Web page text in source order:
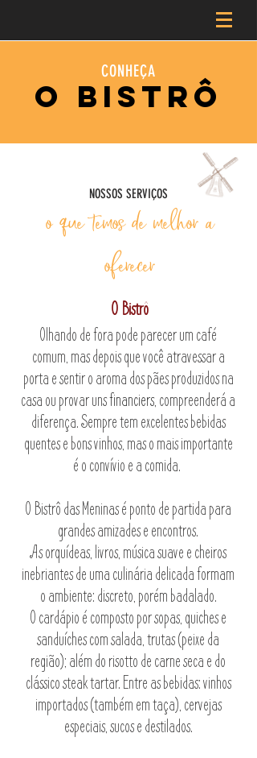
o bistrô
CONHEÇA
NOSSOS SERVIÇOS
o que temos de melhor a
oferecer
O Bistrô
Olhando de fora pode parecer um café
comum, mas depois que você atravessar a
porta e sentir o aroma dos pães produzidos na
casa ou provar unsfinanciers, compreenderá a
diferença. Sempre tem excelentes bebidas
quentes e bons vinhos, mas o mais importante
é o convívio e a comida.
O Bistrô das Meninas é ponto de partida para
grandes amizades e encontros.
As orquídeas, livros, música suave e cheiros
inebriantes de uma culinária delicada formam
o ambiente: discreto, porém badalado.
O cardápio é composto por sopas, quiches e
sanduíches com salada, trutas (peixe da
região); além do risotto de carne seca e do
clássico steak tartar. Entre as bebidas: vinhos
importados (também em taça), cervejas
especiais, sucos e destilados.